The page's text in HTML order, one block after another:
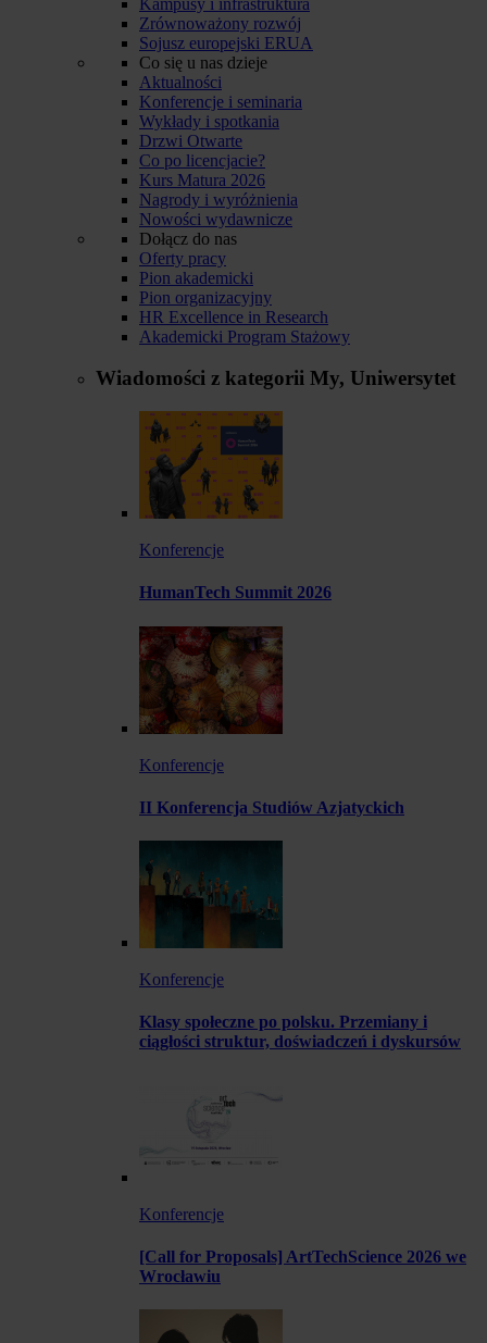
Zrównoważony rozwój
Sojusz europejski ERUA
Co się u nas dzieje
Aktualności
Konferencje i seminaria
Wykłady i spotkania
Drzwi Otwarte
Co po licencjacie?
Kurs Matura 2026
Nagrody i wyróżnienia
Nowości wydawnicze
Dołącz do nas
Oferty pracy
Pion akademicki
Pion organizacyjny
HR Excellence in Research
Akademicki Program Stażowy
Wiadomości z kategorii My, Uniwersytet
Konferencje
HumanTech Summit 2026
Konferencje
II Konferencja Studiów Azjatyckich
Konferencje
Klasy społeczne po polsku. Przemiany i
ciągłości struktur, doświadczeń i dyskursów
Konferencje
[Call for Proposals] ArtTechScience 2026 we
Wrocławiu